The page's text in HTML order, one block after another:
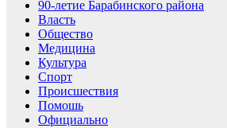
90-летие Барабинского района
Власть
Общество
Медицина
Культура
Спорт
Происшествия
Помошь
Официально